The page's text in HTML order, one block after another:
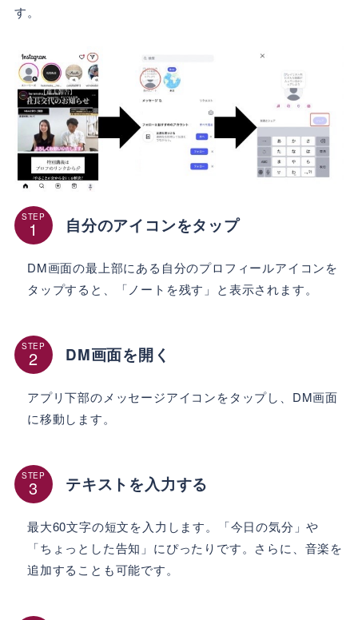
す。
STEP 自分のアイコンをタップ
DM画面の最上部にある自分のプロフィールアイコンを
タップすると、「ノートを残す」と表示されます。
STEP DM画面を開く
アプリ下部のメッセージアイコンをタップし、DM画面
に移動します。
STEP テキストを入力する
最大60文字の短文を入力します。「今日の気分」や
「ちょっとした告知」にぴったりです。さらに、音楽を
追加することも可能です。